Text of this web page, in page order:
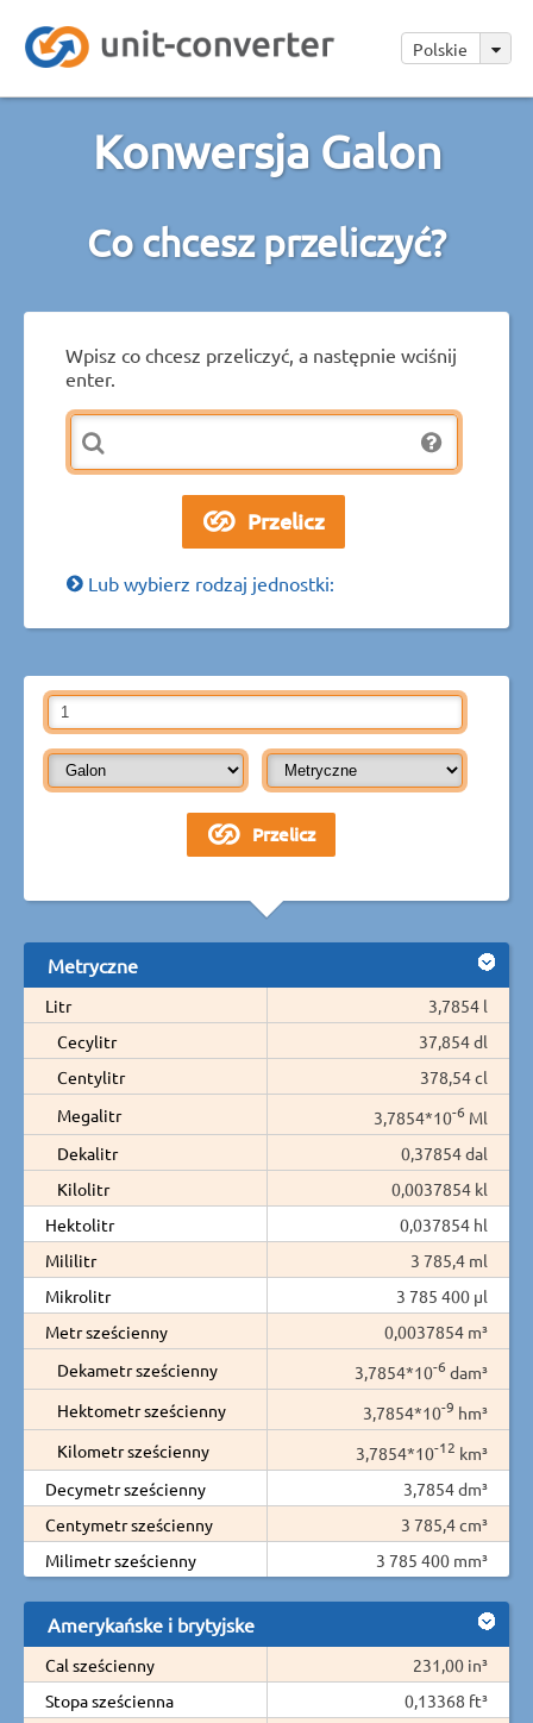
Polskie
Konwersja Galon
Co chcesz przeliczyć?
Wpisz co chcesz przeliczyć, a następnie wciśnij
enter.
Lub wybierz rodzaj jednostki:
Metryczne
Litr
3,7854 l
Cecylitr
37,854 dl
Centylitr
378,54 cl
Megalitr
3,7854*10-6 Ml
Dekalitr
0,37854 dal
Kilolitr
0,0037854 kl
Hektolitr
0,037854 hl
Mililitr
3 785,4 ml
Mikrolitr
3 785 400 µl
Metr sześcienny
0,0037854 m³
Dekametr sześcienny
3,7854*10-6 dam³
Hektometr sześcienny
3,7854*10-9 hm³
Kilometr sześcienny
3,7854*10-12 km³
Decymetr sześcienny
3,7854 dm³
Centymetr sześcienny
3 785,4 cm³
Milimetr sześcienny
3 785 400 mm³
Amerykańske i brytyjske
Cal sześcienny
231,00 in³
Stopa sześcienna
0,13368 ft³